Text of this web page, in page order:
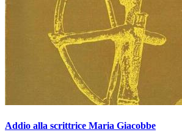
Addio alla scrittrice Maria Giacobbe